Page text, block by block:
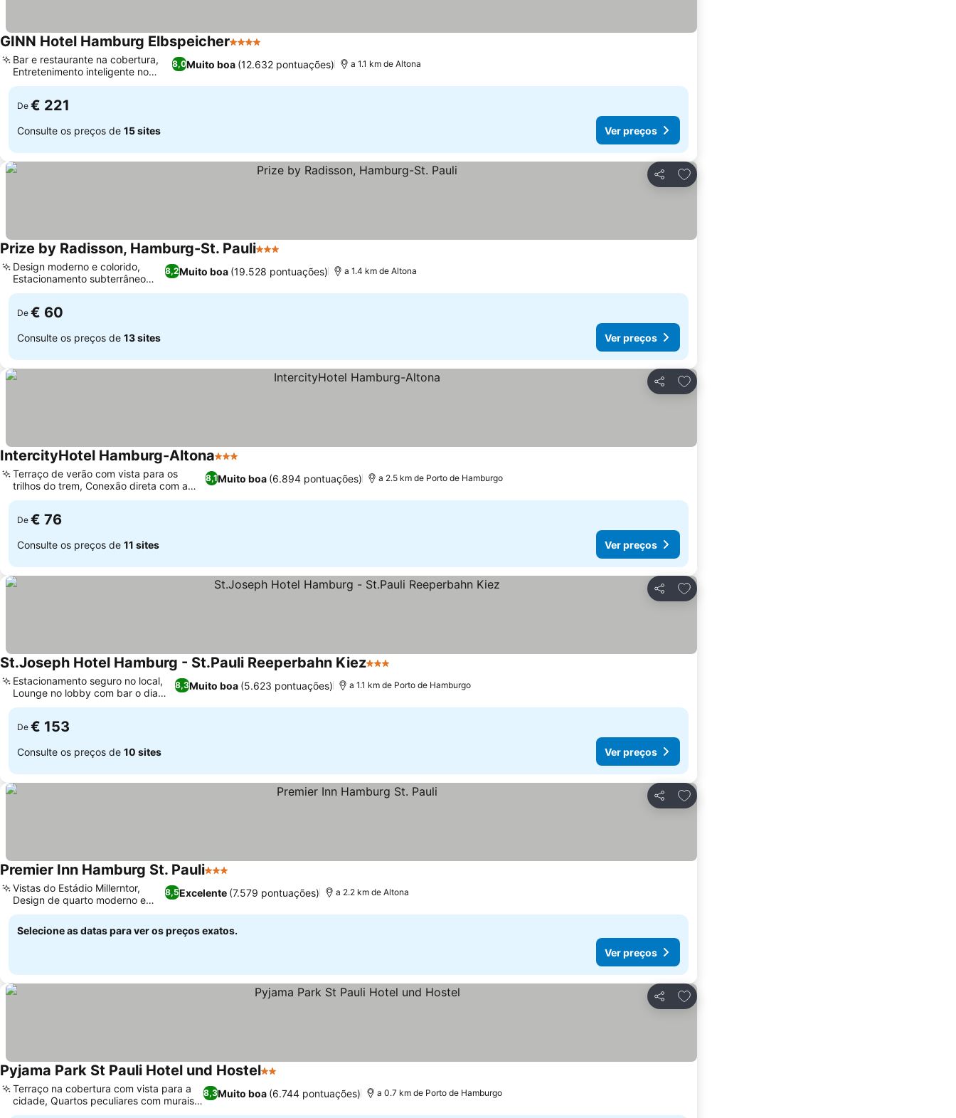
GINN Hotel Hamburg Elbspeicher4 Estrelas
8,0Muito boa (12.632 pontuações)
Bar e restaurante na cobertura,
Entretenimento inteligente no
quarto
a 1.1 km de Altona
De € 221
Consulte os preços de 15 sites Ver preços
Partilhar
Adicionar aos favoritos
Prize by Radisson, Hamburg-St. Pauli3 Estrelas
8,2Muito boa (19.528 pontuações)
Design moderno e colorido,
Estacionamento subterrâneo
seguro
a 1.4 km de Altona
De € 60
Consulte os preços de 13 sites Ver preços
Partilhar
Adicionar aos favoritos
IntercityHotel Hamburg-Altona3 Estrelas
8,1Muito boa (6.894 pontuações)
Terraço de verão com vista para os
trilhos do trem, Conexão direta com a
Estação Altona
a 2.5 km de Porto de Hamburgo
De € 76
Consulte os preços de 11 sites Ver preços
Partilhar
Adicionar aos favoritos
St.Joseph Hotel Hamburg - St.Pauli Reeperbahn Kiez3 Estrelas
8,3Muito boa (5.623 pontuações)
Estacionamento seguro no local,
Lounge no lobby com bar o dia
todo
a 1.1 km de Porto de Hamburgo
De € 153
Consulte os preços de 10 sites Ver preços
Partilhar
Adicionar aos favoritos
Premier Inn Hamburg St. Pauli3 Estrelas
8,5Excelente (7.579 pontuações)
Vistas do Estádio Millerntor,
Design de quarto moderno e
limpo
a 2.2 km de Altona
Selecione as datas para ver os preços exatos.
Ver preços
Partilhar
Adicionar aos favoritos
Pyjama Park St Pauli Hotel und Hostel2 Estrelas
8,3Muito boa (6.744 pontuações)
Terraço na cobertura com vista para a
cidade, Quartos peculiares com murais
coloridos
a 0.7 km de Porto de Hamburgo